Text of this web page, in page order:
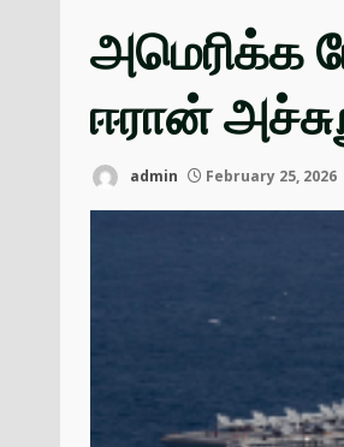
அமெரிக்க
ஈரான்
admin February 25, 2026